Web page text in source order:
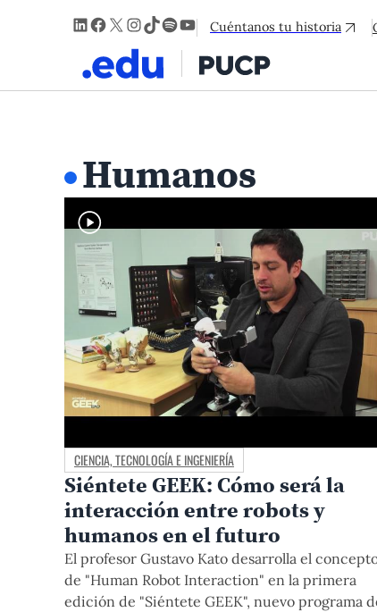
LinkedIn
Facebook
X Instagram
TikTok
Spotify
YouTube
Cuéntanos tu historia
Humanos
CIENCIA, TECNOLOGÍA E INGENIERÍA
Siéntete GEEK: Cómo será la
interacción entre robots y
humanos en el futuro
El profesor Gustavo Kato desarrolla el
de "Human Robot Interaction" en la primera
edición de "Siéntete GEEK", nuevo programa